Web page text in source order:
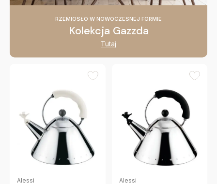
RZEMIOSŁO W NOWOCZESNEJ FORMIE
Kolekcja Gazzda
Tutaj
Alessi Alessi